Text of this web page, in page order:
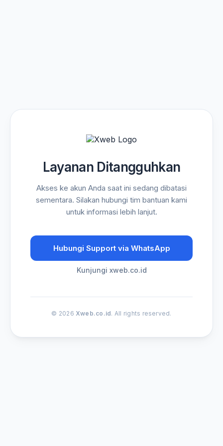
Layanan Ditangguhkan
Akses ke akun Anda saat ini sedang dibatasi
sementara. Silakan hubungi tim bantuan kami
untuk informasi lebih lanjut.
Hubungi Support via WhatsApp
Kunjungi xweb.co.id
© 2026 Xweb.co.id. All rights reserved.